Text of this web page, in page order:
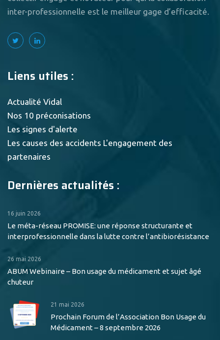
inter-professionnelle est le meilleur gage d’efficacité.
Liens utiles :
Actualité Vidal
Nos 10 préconisations
Les signes d'alerte
Les causes des accidents L'engagement des
partenaires
Dernières actualités :
16 juin 2026
Le méta-réseau PROMISE: une réponse structurante et
interprofessionnelle dans la lutte contre l’antibiorésistance
26 mai 2026
ABUM Webinaire – Bon usage du médicament et sujet âgé
chuteur
21 mai 2026
Prochain Forum de l’Association Bon Usage du
Médicament – 8 septembre 2026